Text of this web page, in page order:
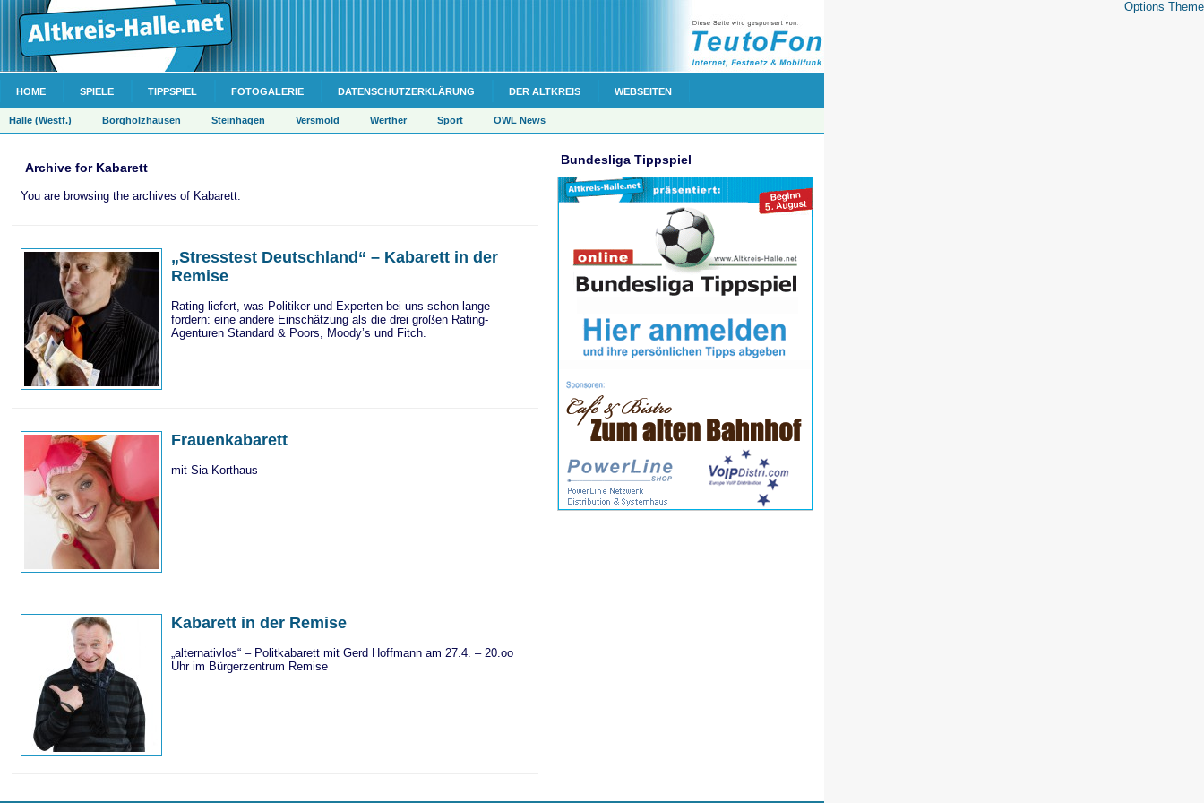
HOME SPIELE TIPPSPIEL FOTOGALERIE DATENSCHUTZERKLÄRUNG DER ALTKREIS WEBSEITEN
Halle (Westf.) Borgholzhausen Steinhagen Versmold Werther Sport OWL News
Archive for Kabarett
You are browsing the archives of Kabarett.
„Stresstest Deutschland“ – Kabarett in der
Remise
Rating liefert, was Politiker und Experten bei uns schon lange
fordern: eine andere Einschätzung als die drei großen Rating-
Agenturen Standard & Poors, Moody’s und Fitch.
Frauenkabarett
mit Sia Korthaus
Kabarett in der Remise
„alternativlos“ – Politkabarett mit Gerd Hoffmann am 27.4. – 20.oo
Uhr im Bürgerzentrum Remise
Bundesliga Tippspiel
Options Theme